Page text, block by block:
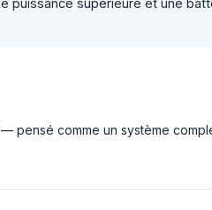
pensé comme un système